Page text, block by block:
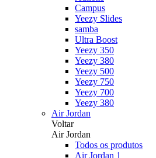
Campus
Yeezy Slides
samba
Ultra Boost
Yeezy 350
Yeezy 380
Yeezy 500
Yeezy 750
Yeezy 700
Yeezy 380
Air Jordan
Voltar
Air Jordan
Todos os produtos
Air Jordan 1